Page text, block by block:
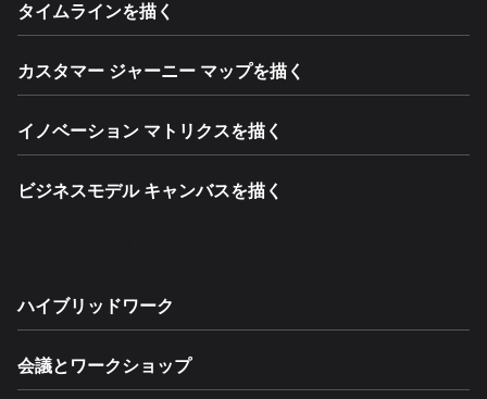
タイムラインを描く
カスタマー ジャーニー マップを描く
イノベーション マトリクスを描く
ビジネスモデル キャンバスを描く
ハイブリッドワーク
会議とワークショップ